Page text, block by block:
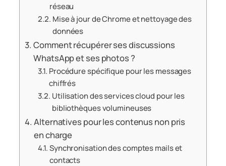
réseau
Mise à jour de Chrome et nettoyage des
données
Comment récupérer ses discussions
WhatsApp et ses photos ?
Procédure spécifique pour les messages
chiffrés
Utilisation des services cloud pour les
bibliothèques volumineuses
Alternatives pour les contenus non pris
en charge
Synchronisation des comptes mails et
contacts